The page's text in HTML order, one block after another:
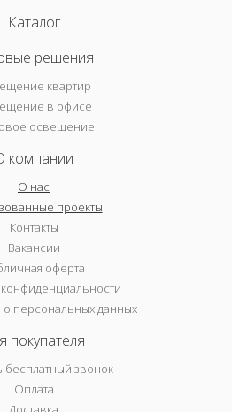
Каталог
решения
квартир
в офисе
освещение
компании
О нас
проекты
Контакты
Вакансии
оферта
персональных данных
покупателя
бесплатный звонок
Оплата